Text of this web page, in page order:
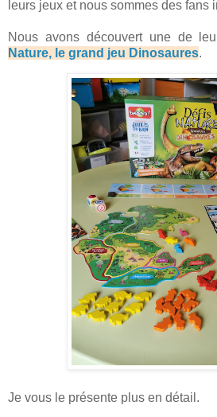
leurs jeux et nous sommes des fans
Nous avons découvert une de
Nature, le grand jeu Dinosaures.
Je vous le présente plus en détail.